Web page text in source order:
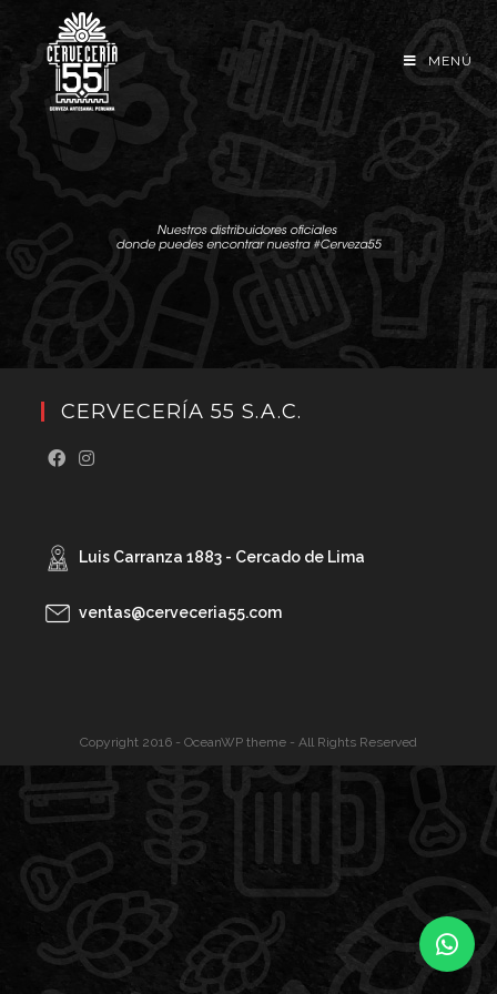
MENÚ
CERVECERÍA 55 S.A.C.
Luis Carranza 1883 - Cercado de Lima
ventas@cerveceria55.com
Copyright 2016 - OceanWP theme - All Rights Reserved